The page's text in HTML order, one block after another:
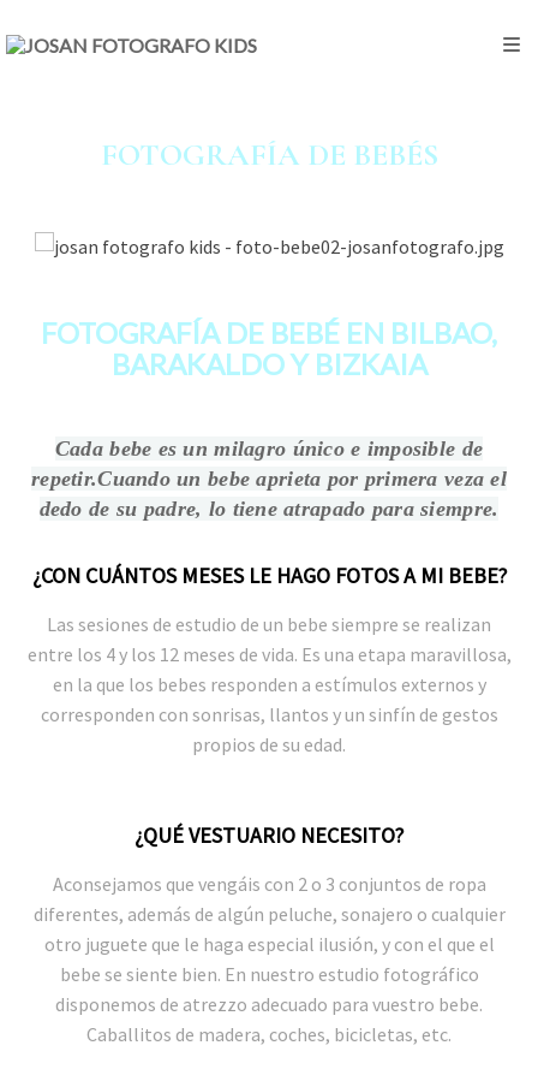
FOTOGRAFÍA DE BEBÉS
FOTOGRAFÍA DE BEBÉ EN BILBAO,
BARAKALDO Y BIZKAIA
Cada bebe es un milagro único e imposible de
repetir.Cuando un bebe aprieta por primera veza el
dedo de su padre, lo tiene atrapado para siempre.
¿CON CUÁNTOS MESES LE HAGO FOTOS A MI BEBE?
Las sesiones de estudio de un bebe siempre se realizan
entre los 4 y los 12 meses de vida. Es una etapa maravillosa,
en la que los bebes responden a estímulos externos y
corresponden con sonrisas, llantos y un sinfín de gestos
propios de su edad.
¿QUÉ VESTUARIO NECESITO?
Aconsejamos que vengáis con 2 o 3 conjuntos de ropa
diferentes, además de algún peluche, sonajero o cualquier
otro juguete que le haga especial ilusión, y con el que el
bebe se siente bien. En nuestro estudio fotográfico
disponemos de atrezzo adecuado para vuestro bebe.
Caballitos de madera, coches, bicicletas, etc.